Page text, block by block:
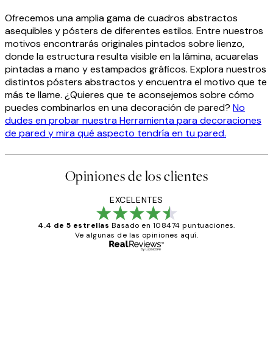
Ofrecemos una amplia gama de cuadros abstractos
asequibles y pósters de diferentes estilos. Entre nuestros
motivos encontrarás originales pintados sobre lienzo,
donde la estructura resulta visible en la lámina, acuarelas
pintadas a mano y estampados gráficos. Explora nuestros
distintos pósters abstractos y encuentra el motivo que te
más te llame. ¿Quieres que te aconsejemos sobre cómo
puedes combinarlos en una decoración de pared? No
dudes en probar nuestra Herramienta para decoraciones
de pared y mira qué aspecto tendría en tu pared.
Opiniones de los clientes
EXCELENTES
4.4 de 5 estrellas Basado en 108474 puntuaciones.
Ve algunas de las opiniones aquí.